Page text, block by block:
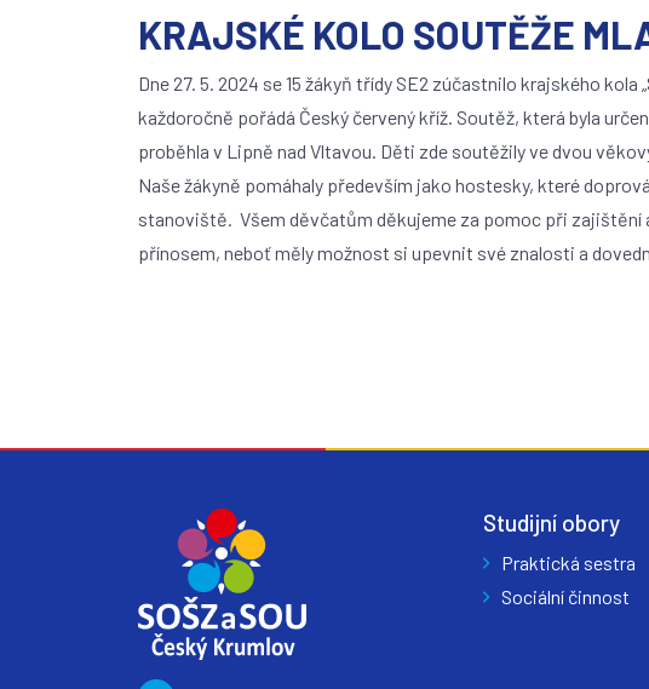
KRAJSKÉ KOLO SOUTĚŽE
Dne 27. 5. 2024 se 15 žákyň třídy SE2 zúčastnilo krajského
každoročně pořádá Český červený kříž. Soutěž, která byla
proběhla v Lipně nad Vltavou. Děti zde soutěžily ve dvou
Naše žákyně pomáhaly především jako hostesky, které
stanoviště. Všem děvčatům děkujeme za pomoc při zajištění
přínosem, neboť měly možnost si upevnit své znalosti a
Studijní obory
Praktická sestra
Sociální činnost